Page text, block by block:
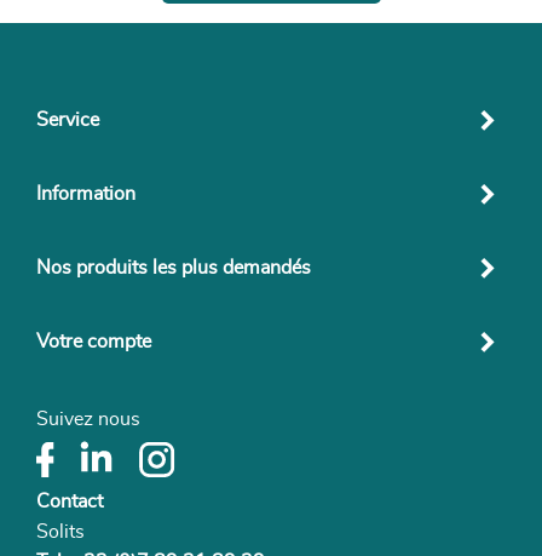
Service
Information
Nos produits les plus demandés
Votre compte
Suivez nous
Contact
Solits